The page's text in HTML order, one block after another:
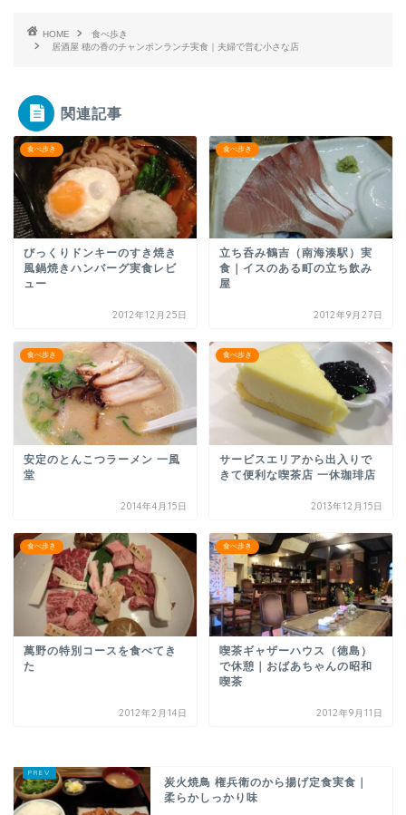
HOME
食べ歩き
居酒屋 穂の香のチャンポンランチ実食｜夫婦で営む小さな店
関連記事
食べ歩き
びっくりドンキーのすき焼き
風鍋焼きハンバーグ実食レビ
ュー
2012年12月25日
食べ歩き
立ち呑み鶴吉（南海湊駅）実
食｜イスのある町の立ち飲み
屋
2012年9月27日
食べ歩き
安定のとんこつラーメン 一風
堂
2014年4月15日
食べ歩き
サービスエリアから出入りで
きて便利な喫茶店 一休珈琲店
2013年12月15日
食べ歩き
萬野の特別コースを食べてき
た
2012年2月14日
食べ歩き
喫茶ギャザーハウス（徳島）
で休憩｜おばあちゃんの昭和
喫茶
2012年9月11日
炭火焼鳥 権兵衛のから揚げ定食実食｜
柔らかしっかり味